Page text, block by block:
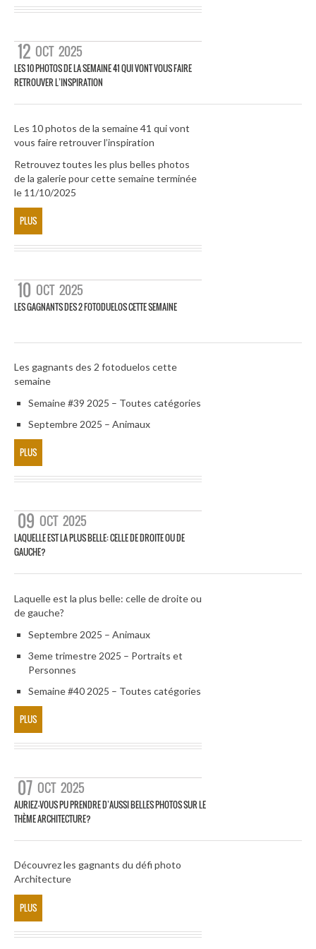
12 OCT 2025
LES 10 PHOTOS DE LA SEMAINE 41 QUI VONT VOUS FAIRE
RETROUVER L’INSPIRATION
Les 10 photos de la semaine 41 qui vont
vous faire retrouver l’inspiration
Retrouvez toutes les plus belles photos
de la galerie pour cette semaine terminée
le 11/10/2025
PLUS
10 OCT 2025
LES GAGNANTS DES 2 FOTODUELOS CETTE SEMAINE
Les gagnants des 2 fotoduelos cette
semaine
Semaine #39 2025 – Toutes catégories
Septembre 2025 – Animaux
PLUS
09 OCT 2025
LAQUELLE EST LA PLUS BELLE: CELLE DE DROITE OU DE
GAUCHE?
Laquelle est la plus belle: celle de droite ou
de gauche?
Septembre 2025 – Animaux
3eme trimestre 2025 – Portraits et
Personnes
Semaine #40 2025 – Toutes catégories
PLUS
07 OCT 2025
AURIEZ-VOUS PU PRENDRE D’AUSSI BELLES PHOTOS SUR LE
THÈME ARCHITECTURE?
Découvrez les gagnants du défi photo
Architecture
PLUS